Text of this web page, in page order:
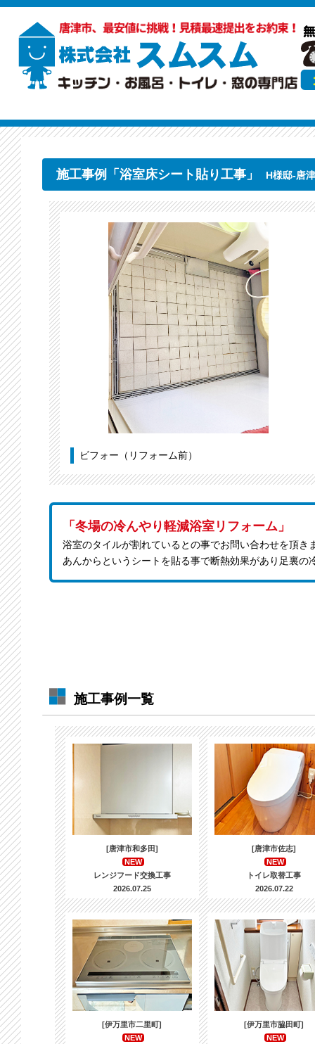
施工事例「浴室床シート貼り工事」 H様邸-唐
ビフォー（リフォーム前）
「冬場の冷んやり軽減浴室リフォーム」
浴室のタイルが割れているとの事でお問い合わせを頂き
あんからというシートを貼る事で断熱効果があり足裏
施工事例一覧
[唐津市和多田]
NEW
レンジフード交換工事
2026.07.25
[唐津市佐志]
NEW
トイレ取替工事
2026.07.22
[伊万里市二里町]
NEW
[伊万里市脇田町]
NEW